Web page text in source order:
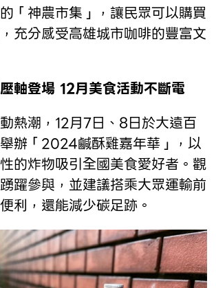
「神農市集」，讓民眾可以購買
充分感受高雄城市咖啡的豐富文
軸登場 12月美食活動不斷電
熱潮，12月7日、8日於大遠百
辦「2024鹹酥雞嘉年華」，以
的炸物吸引全國美食愛好者。觀
躍參與，並建議搭乘大眾運輸前
利，還能減少碳足跡。